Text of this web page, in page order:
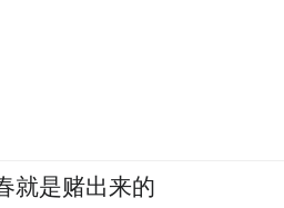
就是赌出来的